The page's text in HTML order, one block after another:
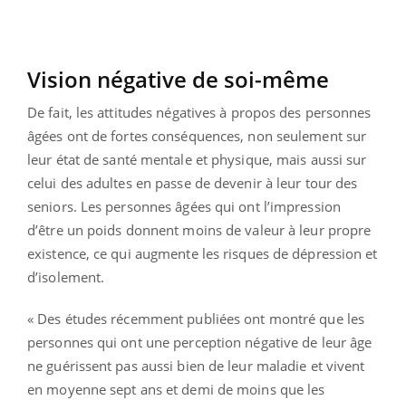
Vision négative de soi-même
De fait, les attitudes négatives à propos des personnes
âgées ont de fortes conséquences, non seulement sur
leur état de santé mentale et physique, mais aussi sur
celui des adultes en passe de devenir à leur tour des
seniors. Les personnes âgées qui ont l’impression
d’être un poids donnent moins de valeur à leur propre
existence, ce qui augmente les risques de dépression et
d’isolement.
« Des études récemment publiées ont montré que les
personnes qui ont une perception négative de leur âge
ne guérissent pas aussi bien de leur maladie et vivent
en moyenne sept ans et demi de moins que les